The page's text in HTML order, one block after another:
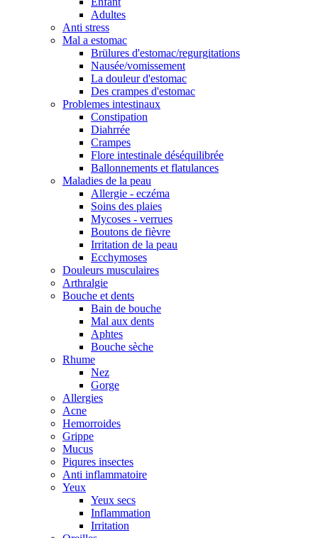
Adultes
Anti stress
Mal a estomac
Brülures d'estomac/regurgitations
Nausée/vomissement
La douleur d'estomac
Des crampes d'estomac
Problemes intestinaux
Constipation
Diahrrée
Crampes
Flore intestinale déséquilibrée
Ballonnements et flatulances
Maladies de la peau
Allergie - eczéma
Soins des plaies
Mycoses - verrues
Boutons de fièvre
Irritation de la peau
Ecchymoses
Douleurs musculaires
Arthralgie
Bouche et dents
Bain de bouche
Mal aux dents
Aphtes
Bouche sèche
Rhume
Nez
Gorge
Allergies
Acne
Hemorroides
Grippe
Mucus
Piqures insectes
Anti inflammatoire
Yeux
Yeux secs
Inflammation
Irritation